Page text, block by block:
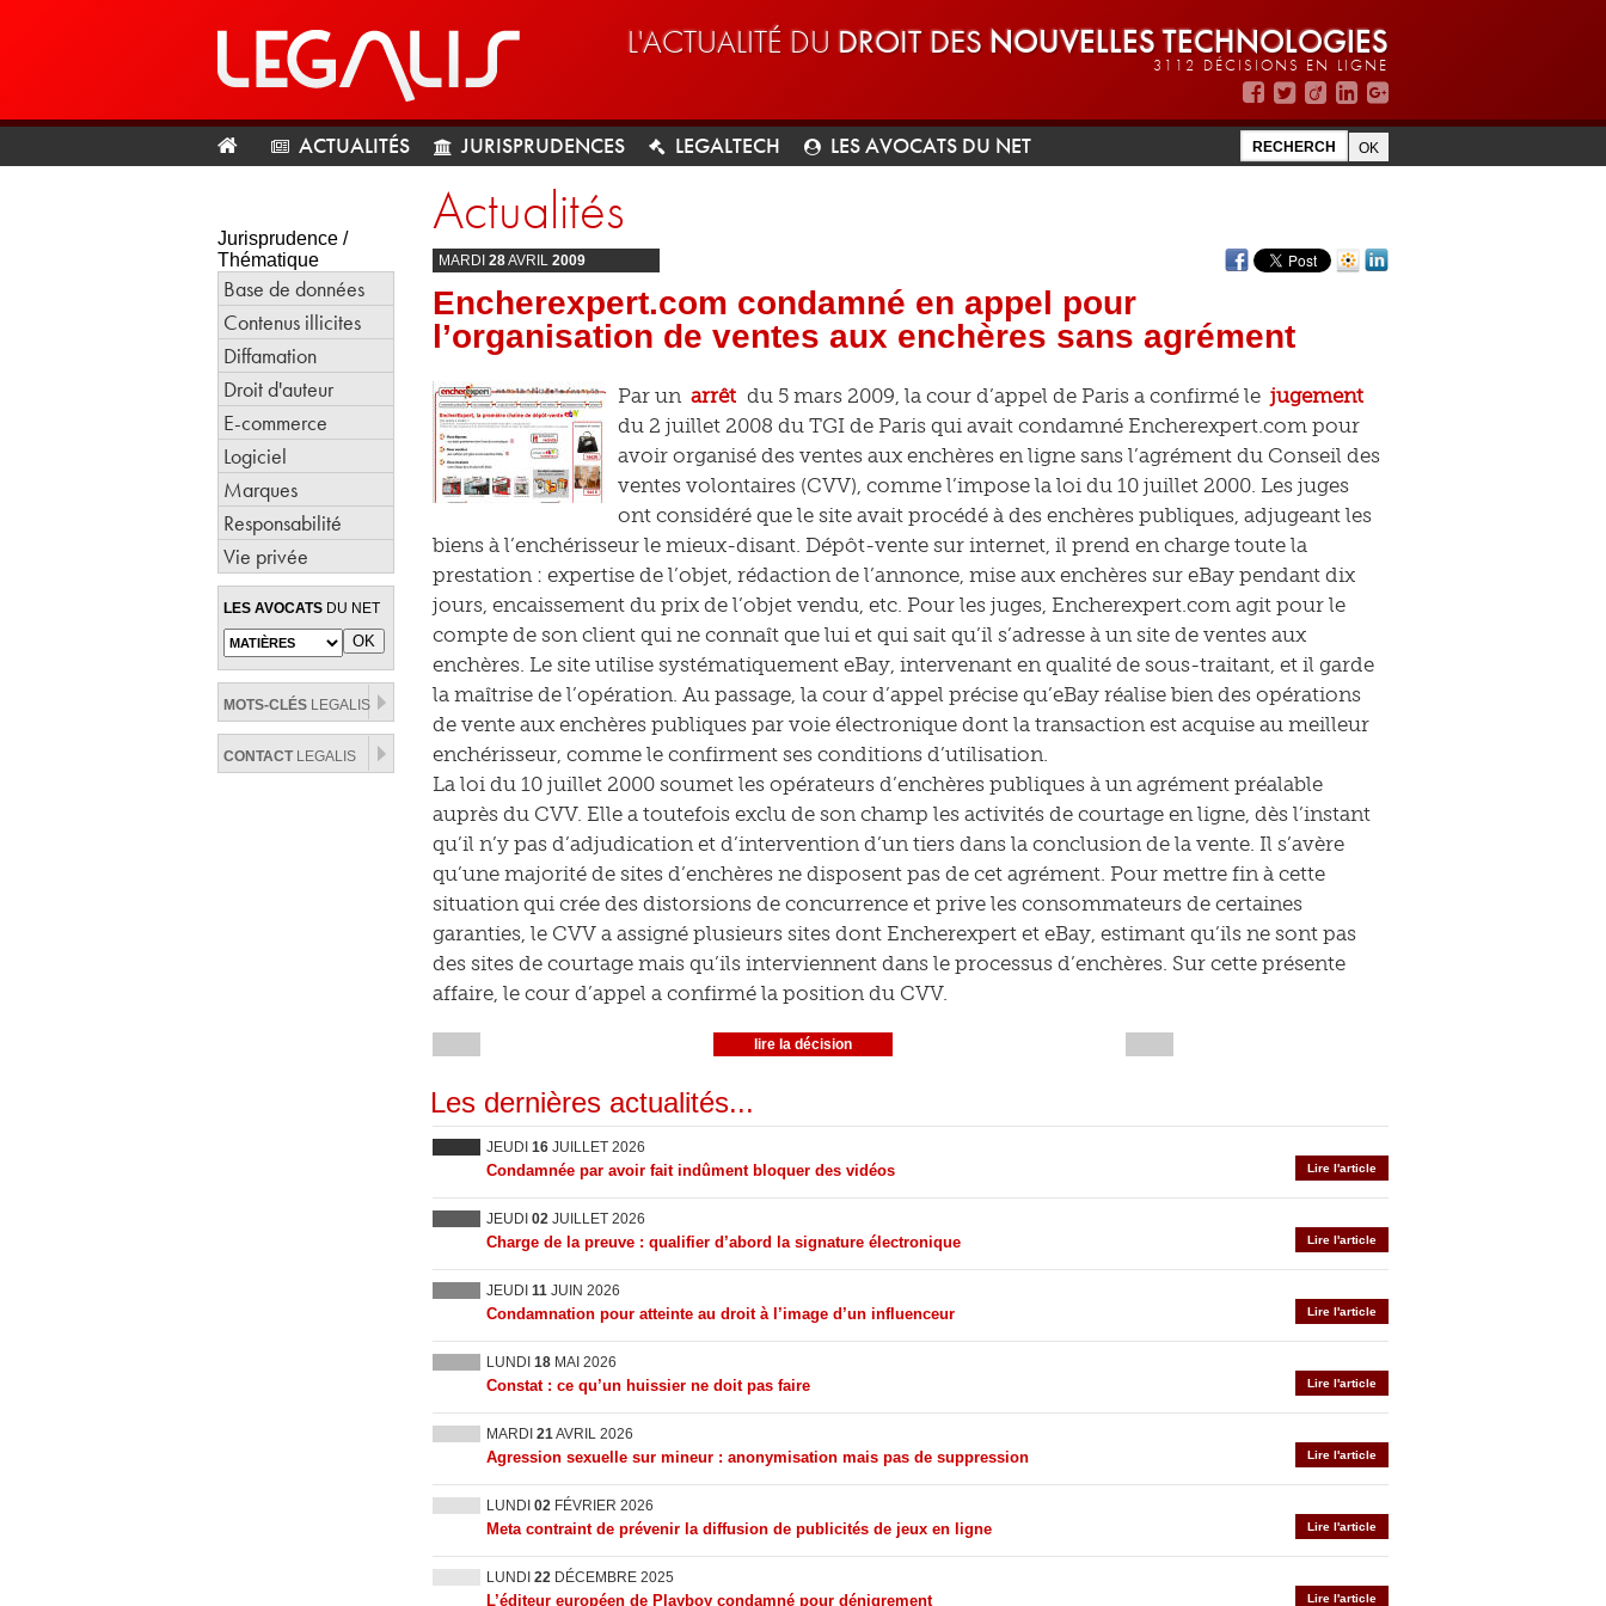
L'ACTUALITÉ DU DROIT DES NOUVELLES TECHNOLOGIES
3112 DÉCISIONS EN LIGNE
ACTUALITÉS JURISPRUDENCES LEGALTECH LES AVOCATS DU NET
Jurisprudence /
Thématique
Base de données
Contenus illicites
Diffamation
Droit d'auteur
E-commerce
Logiciel
Marques
Responsabilité
Vie privée
LES AVOCATS DU NET
MOTS-CLÉS LEGALIS
CONTACTLEGALIS
Actualités
MARDI 28AVRIL 2009
Encherexpert.com condamné en appel pour
l’organisation de ventes aux enchères sans agrément
Par un arrêt du 5 mars 2009, la cour d’appel de Paris a confirmé le jugement
du 2 juillet 2008 du TGI de Paris qui avait condamné Encherexpert.com pour
avoir organisé des ventes aux enchères en ligne sans l’agrément du Conseil des
ventes volontaires (CVV), comme l’impose la loi du 10 juillet 2000. Les juges
ont considéré que le site avait procédé à des enchères publiques, adjugeant les
biens à l’enchérisseur le mieux-disant. Dépôt-vente sur internet, il prend en charge toute la
prestation : expertise de l’objet, rédaction de l’annonce, mise aux enchères sur eBay pendant dix
jours, encaissement du prix de l’objet vendu, etc. Pour les juges, Encherexpert.com agit pour le
compte de son client qui ne connaît que lui et qui sait qu’il s’adresse à un site de ventes aux
enchères. Le site utilise systématiquement eBay, intervenant en qualité de sous-traitant, et il garde
la maîtrise de l’opération. Au passage, la cour d’appel précise qu’eBay réalise bien des opérations
de vente aux enchères publiques par voie électronique dont la transaction est acquise au meilleur
enchérisseur, comme le confirment ses conditions d’utilisation.
La loi du 10 juillet 2000 soumet les opérateurs d’enchères publiques à un agrément préalable
auprès du CVV. Elle a toutefois exclu de son champ les activités de courtage en ligne, dès l’instant
qu’il n’y pas d’adjudication et d’intervention d’un tiers dans la conclusion de la vente. Il s’avère
qu’une majorité de sites d’enchères ne disposent pas de cet agrément. Pour mettre fin à cette
situation qui crée des distorsions de concurrence et prive les consommateurs de certaines
garanties, le CVV a assigné plusieurs sites dont Encherexpert et eBay, estimant qu’ils ne sont pas
des sites de courtage mais qu’ils interviennent dans le processus d’enchères. Sur cette présente
affaire, le cour d’appel a confirmé la position du CVV.
lire la décision
Les dernières actualités...
JEUDI 16 JUILLET 2026
Lire l'article
Condamnée par avoir fait indûment bloquer des vidéos
JEUDI 02 JUILLET 2026
Lire l'article
Charge de la preuve : qualifier d’abord la signature électronique
JEUDI 11 JUIN 2026
Lire l'article
Condamnation pour atteinte au droit à l’image d’un influenceur
LUNDI 18 MAI 2026
Lire l'article
Constat : ce qu’un huissier ne doit pas faire
MARDI 21AVRIL 2026
Lire l'article
Agression sexuelle sur mineur : anonymisation mais pas de suppression
LUNDI 02 FÉVRIER 2026
Lire l'article
Meta contraint de prévenir la diffusion de publicités de jeux en ligne
LUNDI 22 DÉCEMBRE 2025
Lire l'article
L’éditeur européen de Playboy condamné pour dénigrement